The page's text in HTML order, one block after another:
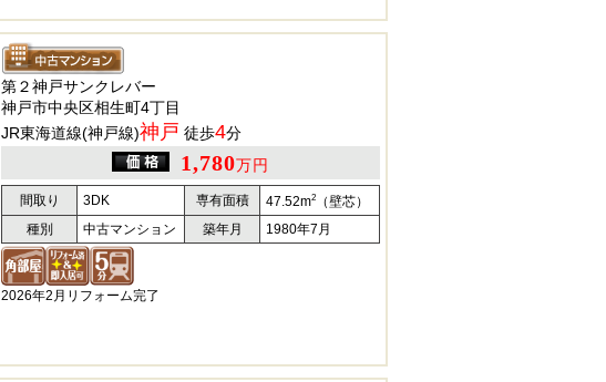
第２神戸サンクレバー
神戸市中央区相生町4丁目
JR東海道線(神戸線)神戸 徒歩4分
1,780万円
間取り 3DK 専有面積 47.52m2
（壁芯）
種別
中古マンション 築年月 1980年7月
2026年2月リフォーム完了